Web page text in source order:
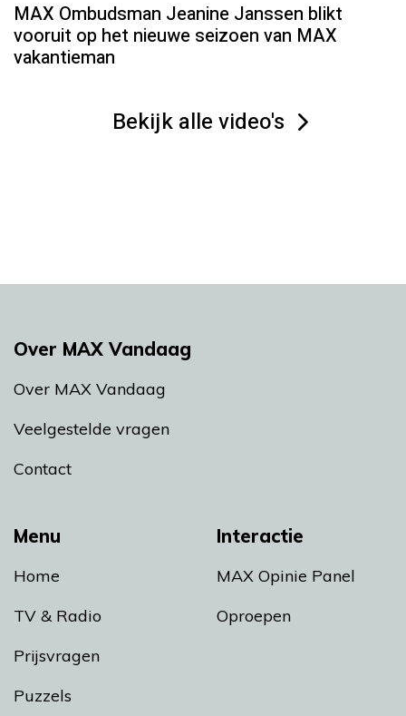
MAX Ombudsman Jeanine Janssen blikt
vooruit op het nieuwe seizoen van MAX
vakantieman
Bekijk alle video's
Menu
Home
TV & Radio
Prijsvragen
Puzzels
Interactie
MAX Opinie Panel
Oproepen
Over MAX Vandaag
Over MAX Vandaag
Veelgestelde vragen
Contact